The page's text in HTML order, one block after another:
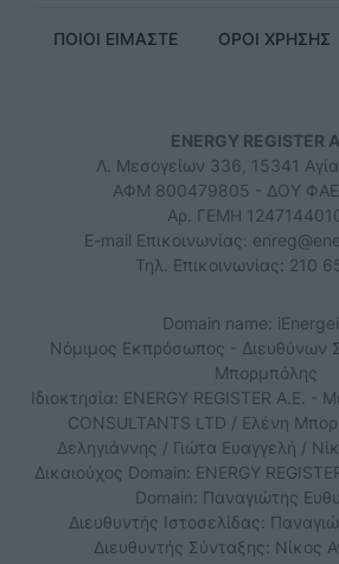
ΠΟΙΟΙ ΕΙΜΑΣΤΕ ΟΡΟΙ ΧΡΗΣΗΣ
ENERGY REGISTER
Λ. Μεσογείων 336, 15341
ΑΦΜ 800479805 - ΔΟΥ
Αρ. ΓΕΜΗ
E-mail Επικοινωνίας:
Τηλ. Επικοινωνίας: 210
Domain name:
Νόμιμος Εκπρόσωπος - Διευθύνων
Μπορμπόλης
Ιδιοκτησία: ENERGY REGISTER Α.Ε. -
CONSULTANTS LTD / Ελένη
Δεληγιάννης / Γιώτα Ευαγγελή /
Δικαιούχος Domain: ENERGY
Domain: Παναγιώτης
Διευθυντής Ιστοσελίδας:
Διευθυντής Σύνταξης: Νίκος